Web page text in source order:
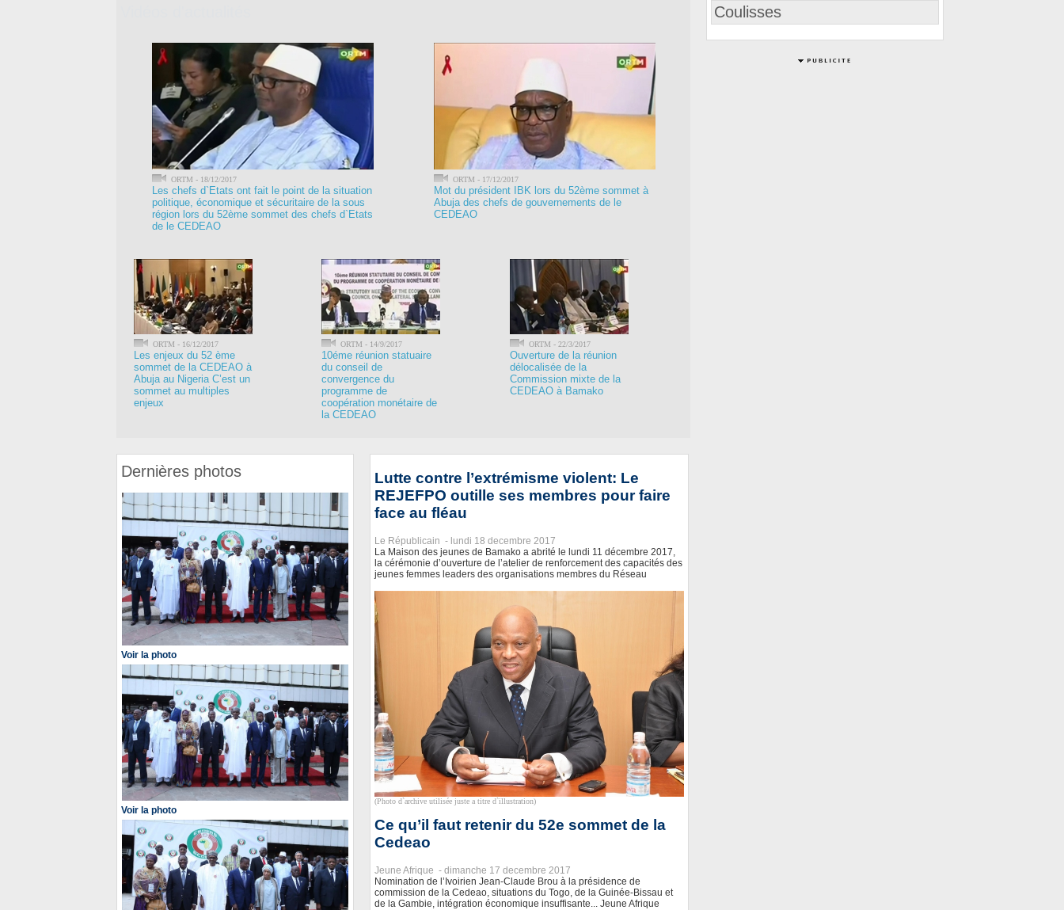
ORTM - 18/12/2017
Les chefs d`Etats ont fait le point de la situation
politique, économique et sécuritaire de la sous
région lors du 52ème sommet des chefs d`Etats
de le CEDEAO
ORTM - 17/12/2017
Mot du président IBK lors du 52ème sommet à
Abuja des chefs de gouvernements de le
CEDEAO
ORTM - 16/12/2017
Les enjeux du 52 ème
sommet de la CEDEAO à
Abuja au Nigeria C’est un
sommet au multiples
enjeux
ORTM - 14/9/2017
10éme réunion statuaire
du conseil de
convergence du
programme de
coopération monétaire de
la CEDEAO
ORTM - 22/3/2017
Ouverture de la réunion
délocalisée de la
Commission mixte de la
CEDEAO à Bamako
Dernières photos
Voir la photo
Voir la photo
Lutte contre l’extrémisme violent: Le
REJEFPO outille ses membres pour faire
face au fléau
Le Républicain - lundi 18 decembre 2017
La Maison des jeunes de Bamako a abrité le lundi 11 décembre 2017,
la cérémonie d’ouverture de l’atelier de renforcement des capacités des
jeunes femmes leaders des organisations membres du Réseau
(Photo d`archive utilisée juste a titre d`illustration)
Ce qu’il faut retenir du 52e sommet de la
Cedeao
Jeune Afrique - dimanche 17 decembre 2017
Nomination de l’Ivoirien Jean-Claude Brou à la présidence de
commission de la Cedeao, situations du Togo, de la Guinée-Bissau et
de la Gambie, intégration économique insuffisante... Jeune Afrique
Coulisses